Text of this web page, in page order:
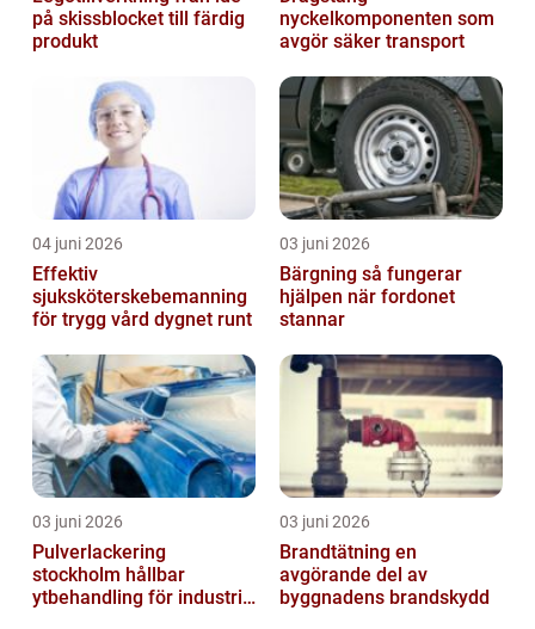
på skissblocket till färdig
produkt
nyckelkomponenten som
avgör säker transport
04 juni 2026
Effektiv
sjuksköterskebemanning
för trygg vård dygnet runt
03 juni 2026
Bärgning så fungerar
hjälpen när fordonet
stannar
03 juni 2026
Pulverlackering
stockholm hållbar
ytbehandling för industri
03 juni 2026
Brandtätning en
avgörande del av
byggnadens brandskydd